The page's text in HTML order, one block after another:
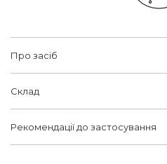
Про засіб
Склад
Рекомендації до застосування